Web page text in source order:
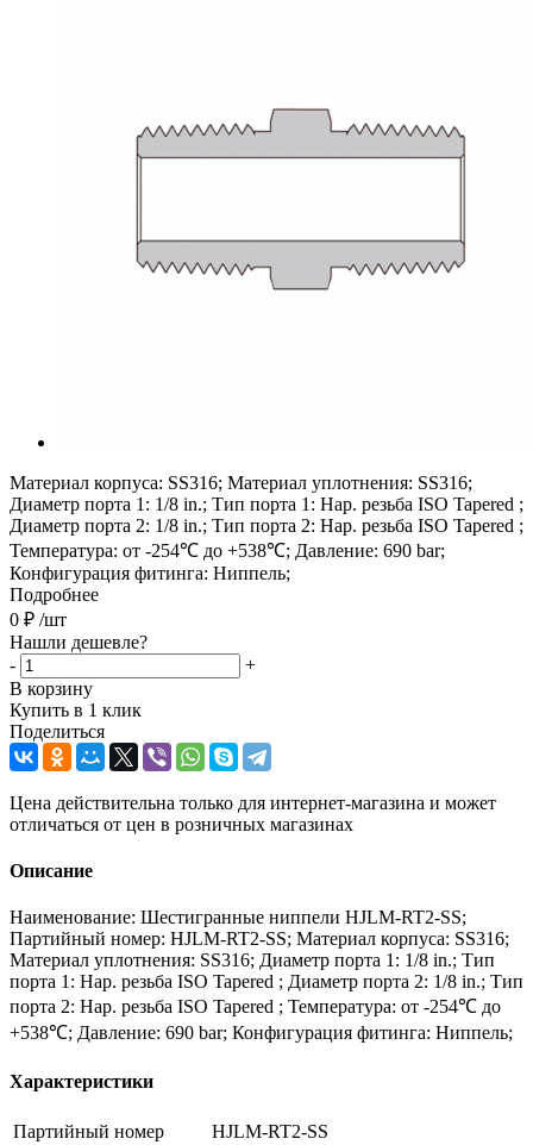
Материал корпуса: SS316; Материал уплотнения: SS316;
Диаметр порта 1: 1/8 in.; Тип порта 1: Нар. резьба ISO Tapered ;
Диаметр порта 2: 1/8 in.; Тип порта 2: Нар. резьба ISO Tapered ;
Температура: от -254℃ до +538℃; Давление: 690 bar;
Конфигурация фитинга: Ниппель;
Подробнее
0 ₽ /шт
Нашли дешевле?
-
+
В корзину
Купить в 1 клик
Поделиться
Цена действительна только для интернет-магазина и может
отличаться от цен в розничных магазинах
Описание
Наименование: Шестигранные ниппели HJLM-RT2-SS;
Партийный номер: HJLM-RT2-SS; Материал корпуса: SS316;
Материал уплотнения: SS316; Диаметр порта 1: 1/8 in.; Тип
порта 1: Нар. резьба ISO Tapered ; Диаметр порта 2: 1/8 in.; Тип
порта 2: Нар. резьба ISO Tapered ; Температура: от -254℃ до
+538℃; Давление: 690 bar; Конфигурация фитинга: Ниппель;
Характеристики
Партийный номер
HJLM-RT2-SS